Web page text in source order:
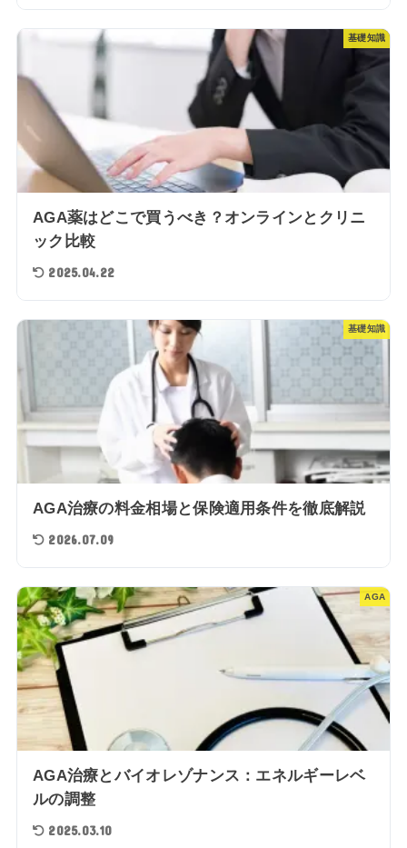
基礎知識
AGA薬はどこで買うべき？オンラインとクリニ
ック比較
2025.04.22
基礎知識
AGA治療の料金相場と保険適用条件を徹底解説
2026.07.09
AGA
AGA治療とバイオレゾナンス：エネルギーレベ
ルの調整
2025.03.10